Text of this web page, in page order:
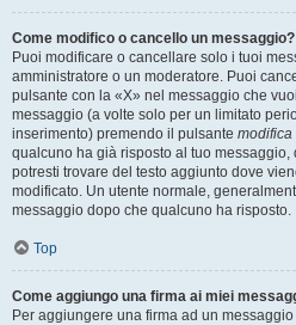
Come modifico o cancello un messaggio?
Puoi modificare o cancellare solo i tuoi
amministratore o un moderatore. Puoi
pulsante con la «X» nel messaggio che
messaggio (a volte solo per un limitato
inserimento) premendo il pulsante modifica
qualcuno ha già risposto al tuo
potresti trovare del testo aggiunto dove
modificato. Un utente normale,
messaggio dopo che qualcuno ha risposto.
Top
Come aggiungo una firma ai miei
Per aggiungere una firma ad un